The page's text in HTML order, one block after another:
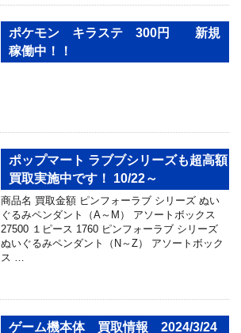
ポケモン キラステ 300円 新規
稼働中！！
ポップマート ラブブシリーズも超高額
買取実施中です！ 10/22～
商品名 買取金額 ピンフォーラブ シリーズ ぬい
ぐるみペンダント（A～M） アソートボックス
27500 １ピース 1760 ピンフォーラブ シリーズ
ぬいぐるみペンダント（N～Z） アソートボック
ス …
ゲーム機本体 買取情報 2024/3/24